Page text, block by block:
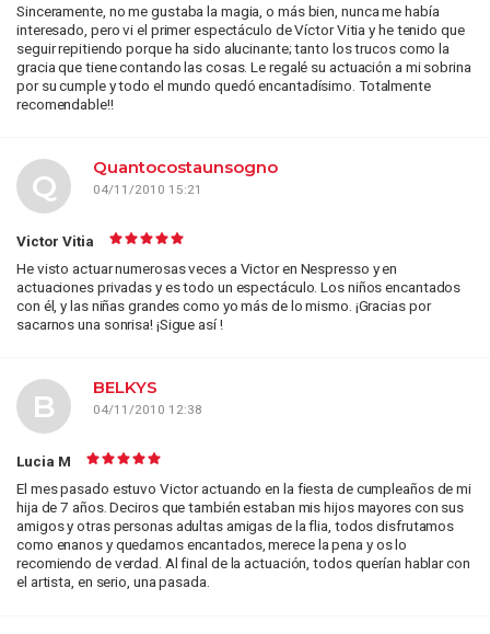
Sinceramente, no me gustaba la magia, o más bien, nunca me había
interesado, pero vi el primer espectáculo de Víctor Vitia y he tenido que
seguir repitiendo porque ha sido alucinante; tanto los trucos como la
gracia que tiene contando las cosas. Le regalé su actuación a mi sobrina
por su cumple y todo el mundo quedó encantadísimo. Totalmente
recomendable!!
Quantocostaunsogno
04/11/2010 15:21
Q
Victor Vitia
He visto actuar numerosas veces a Victor en Nespresso y en
actuaciones privadas y es todo un espectáculo. Los niños encantados
con él, y las niñas grandes como yo más de lo mismo. ¡Gracias por
sacarnos una sonrisa! ¡Sigue así !
BELKYS
04/11/2010 12:38
B
Lucia M
El mes pasado estuvo Victor actuando en la fiesta de cumpleaños de mi
hija de 7 años. Deciros que también estaban mis hijos mayores con sus
amigos y otras personas adultas amigas de la flia, todos disfrutamos
como enanos y quedamos encantados, merece la pena y os lo
recomiendo de verdad. Al final de la actuación, todos querían hablar con
el artista, en serio, una pasada.